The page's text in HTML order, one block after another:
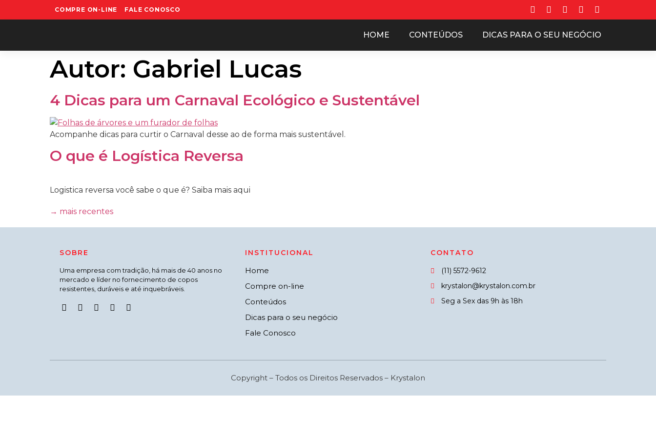
COMPRE ON-LINE FALE CONOSCO
HOME CONTEÚDOS DICAS PARA O SEU NEGÓCIO
Autor: Gabriel Lucas
4 Dicas para um Carnaval Ecológico e Sustentável
Acompanhe dicas para curtir o Carnaval desse ao de forma mais sustentável.
O que é Logística Reversa
Logistica reversa você sabe o que é? Saiba mais aqui
→ mais recentes
SOBRE
Uma empresa com tradição, há mais de 40 anos no
mercado e líder no fornecimento de copos
resistentes, duráveis e até inquebráveis.
INSTITUCIONAL
Home
Compre on-line
Conteúdos
Dicas para o seu negócio
Fale Conosco
CONTATO
(11) 5572-9612
krystalon@krystalon.com.br
Seg a Sex das 9h às 18h
Copyright – Todos os Direitos Reservados – Krystalon